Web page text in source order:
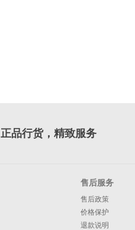
正品行货，精致服务
售后服务
售后政策
价格保护
退款说明